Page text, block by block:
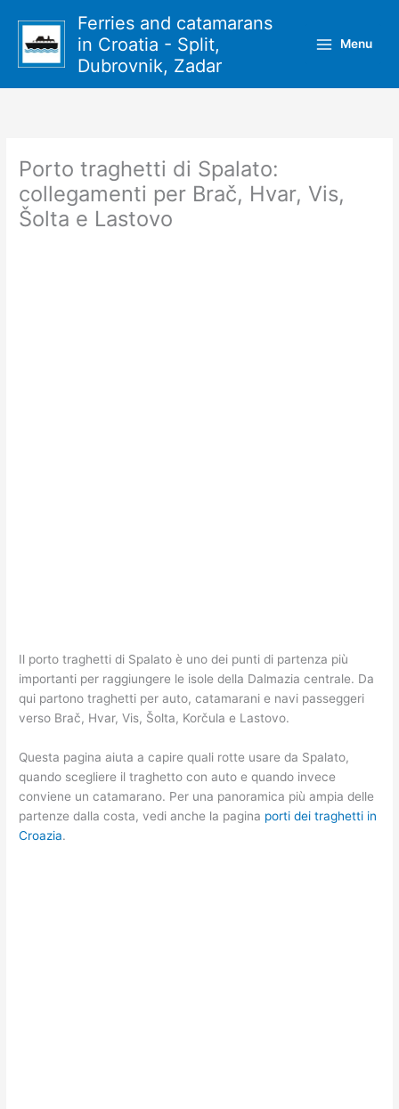
contenuto
Ferries and catamarans
in Croatia - Split,
Dubrovnik, Zadar
Menu
Porto traghetti di Spalato:
collegamenti per Brač, Hvar, Vis,
Šolta e Lastovo
Il porto traghetti di Spalato è uno dei punti di partenza più
importanti per raggiungere le isole della Dalmazia centrale. Da
qui partono traghetti per auto, catamarani e navi passeggeri
verso Brač, Hvar, Vis, Šolta, Korčula e Lastovo.
Questa pagina aiuta a capire quali rotte usare da Spalato,
quando scegliere il traghetto con auto e quando invece
conviene un catamarano. Per una panoramica più ampia delle
partenze dalla costa, vedi anche la pagina porti dei traghetti in
Croazia.